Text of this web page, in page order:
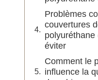
Problèmes
couvertures
éviter
Comment le
influence la